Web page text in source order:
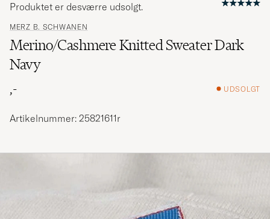
MERZ B. SCHWANEN
Merino/Cashmere Knitted Sweater Dark
Navy
,-
UDSOLGT
Produktet er desværre udsolgt.
Artikelnummer: 25821611r